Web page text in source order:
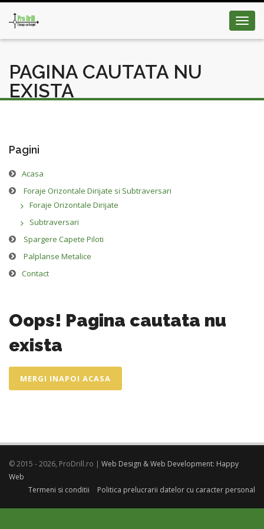
PAGINA CAUTATA NU
EXISTA
Pagini
Acasa
Foraje Orizontale Dirijate si Subtraversari
Foraje Orizontale Dirijate
Subtraversari
Spargere Capete Piloti
Palplanse Metalice
Contact
Oops! Pagina cautata nu
exista
MERGI INAPOI ACASA
© 2015 - 2026, ProDrill.ro | Web Design & Web Development: Happy
Web
Termeni si conditii
Politica prelucrarii datelor cu caracter personal